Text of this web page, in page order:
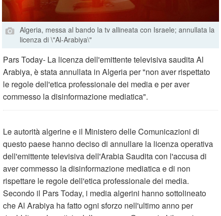
Algeria, messa al bando la tv allineata con Israele; annullata la
licenza di \"Al-Arabiya\"
Pars Today- La licenza dell'emittente televisiva saudita Al
Arabiya, è stata annullata in Algeria per "non aver rispettato
le regole dell'etica professionale dei media e per aver
commesso la disinformazione mediatica".
Le autorità algerine e il Ministero delle Comunicazioni di
questo paese hanno deciso di annullare la licenza operativa
dell'emittente televisiva dell'Arabia Saudita con l'accusa di
aver commesso la disinformazione mediatica e di non
rispettare le regole dell'etica professionale dei media.
Secondo il Pars Today, i media algerini hanno sottolineato
che Al Arabiya ha fatto ogni sforzo nell'ultimo anno per